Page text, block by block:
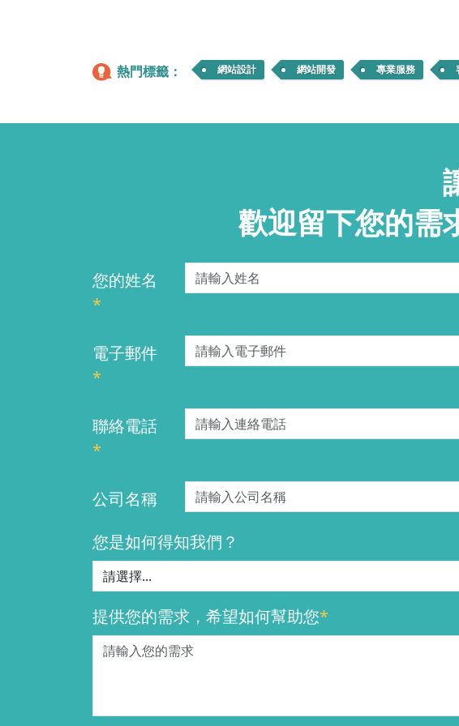
熱門標籤： 網站設計 網站開發 專業服務
歡迎留下您的需
您的姓名
*
電子郵件
*
聯絡電話
*
公司名稱
您是如何得知我們？
提供您的需求，希望如何幫助您*